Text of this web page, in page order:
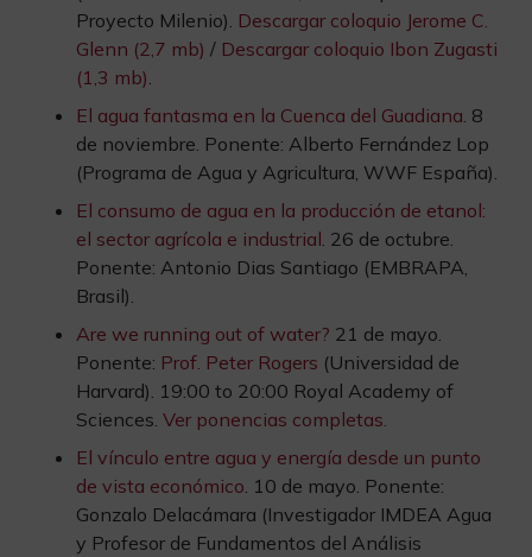
Proyecto Milenio). Descargar coloquio Jerome C.
Glenn (2,7 mb) / Descargar coloquio Ibon Zugasti
(1,3 mb)
El agua fantasma en la Cuenca del Guadiana . 8
de noviembre. Ponente: Alberto Fernández Lop
(Programa de Agua y Agricultura, WWF España).
El consumo de agua en la producción de etanol:
el sector agrícola e industrial . 26 de octubre.
Ponente: Antonio Dias Santiago (EMBRAPA,
Brasil).
Are we running out of water? 21 de mayo.
Ponente: Prof. Peter Rogers (Universidad de
Harvard). 19:00 to 20:00 Royal Academy of
Sciences. Ver ponencias completas.
El vínculo entre agua y energía desde un punto
de vista económico . 10 de mayo. Ponente:
Gonzalo Delacámara (Investigador IMDEA Agua
y Profesor de Fundamentos del Análisis